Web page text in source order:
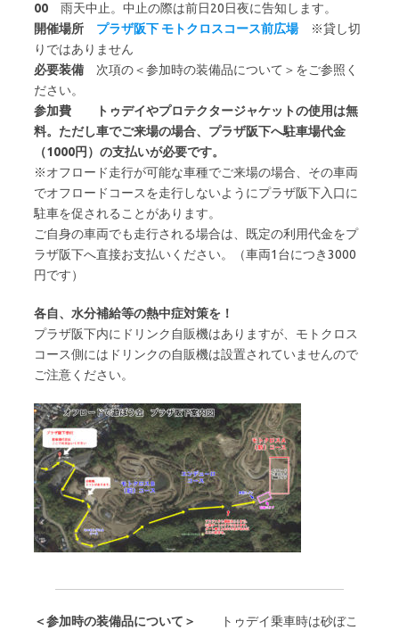
00 雨天中止。中止の際は前日20日夜に告知します。
開催場所
プラザ阪下 モトクロスコース前広場※貸し切
りではありません
必要装備 次項の＜参加時の装備品について＞をご参照く
ださい。
参加費
トゥデイやプロテクタージャケットの使用は無
料。ただし車でご来場の場合、プラザ阪下へ駐車場代金
（1000円）の支払いが必要です。
※オフロード走行が可能な車種でご来場の場合、その車両
でオフロードコースを走行しないようにプラザ阪下入口に
駐車を促されることがあります。
ご自身の車両でも走行される場合は、既定の利用代金をプ
ラザ阪下へ直接お支払いください。（車両1台につき3000
円です）
各自、水分補給等の熱中症対策を！
プラザ阪下内にドリンク自販機はありますが、モトクロス
コース側にはドリンクの自販機は設置されていませんので
ご注意ください。
＜参加時の装備品について＞
トゥデイ乗車時は砂ぼこ